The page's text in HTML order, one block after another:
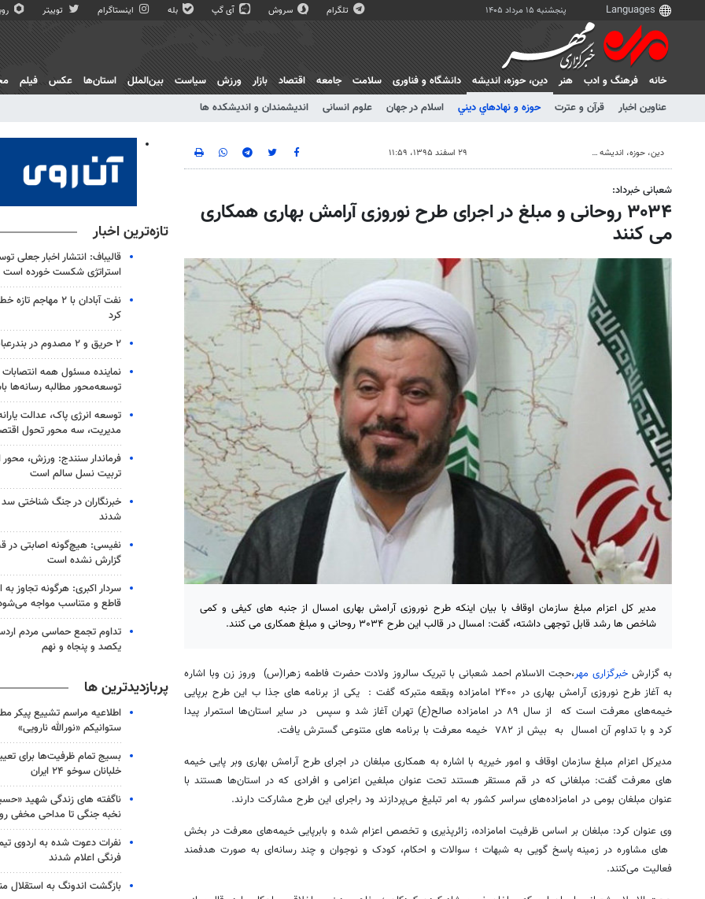
پنجشنبه ۱۵ مرداد ۱۴۰۵ تلگرام سروش آی گپ بله اینستاگرام توییتر
خانه فرهنگ و ادب هنر
دين، حوزه، انديشه
عناوین اخبار
قرآن و عترت حوزه و نهادهاي ديني اسلام در جهان علوم انسانی اندیشمندان و اندیشکده ها
دانشگاه و فناوری سلامت جامعه اقتصاد بازار ورزش سیاست بین‌الملل استان‌ها عکس فیلم
دين، حوزه، انديشه ۲۹ اسفند ۱۳۹۵، ۱۱:۵۹
شعبانی خبرداد:
۳۰۳۴ روحانی و مبلغ در اجرای طرح نوروزی آرامش بهاری همکاری
می کنند
مدیر کل اعزام مبلغ سازمان اوقاف با بیان اینکه طرح نوروزی آرامش بهاری امسال از جنبه های کیفی و کمی
شاخص ها رشد قابل توجهی داشته، گفت: امسال در قالب این طرح ۳۰۳۴ روحانی و مبلغ همکاری می کنند.
به گزارش خبرگزاری مهر،حجت الاسلام احمد شعبانی با تبریک سالروز ولادت حضرت فاطمه زهرا(س) وروز زن وبا اشاره
به آغاز طرح نوروزی آرامش بهاری در ۲۴۰۰ امامزاده وبقعه متبرکه گفت : یکی از برنامه های جذا ب این طرح برپایی
خیمه‌های معرفت است که از سال ۸۹ در امامزاده صالح(ع) تهران آغاز شد و سپس در سایر استان‌ها استمرار پیدا
کرد و با تداوم آن امسال به بیش از ۷۸۲ خیمه معرفت با برنامه های متنوعی گسترش یافت.
مدیرکل اعزام مبلغ سازمان اوقاف و امور خیریه با اشاره به همکاری مبلغان در اجرای طرح آرامش بهاری وبر پایی خیمه
های معرفت گفت: مبلغانی که در قم مستقر هستند تحت عنوان مبلغین اعزامی و افرادی که در استان‌ها هستند با
عنوان مبلغان بومی در امامزاده‌های سراسر کشور به امر تبلیغ می‌پردازند ود راجرای این طرح مشارکت دارند.
وی عنوان کرد: مبلغان بر اساس ظرفیت امامزاده، زائرپذیری و تخصص اعزام شده و بابرپایی خیمه‌های معرفت در بخش
های مشاوره در زمینه پاسخ گویی به شبهات ؛ سوالات و احکام، کودک و نوجوان و چند رسانه‌ای به صورت هدفمند
فعالیت می‌کنند.
تازه‌ترین اخبار
قالیباف: انتشار اخبار جعلی
استراتژی شکست خورده است
نفت آبادان با ۲
کرد
۲ حریق و ۲ مصدوم در بندرعباس
نماینده مسئول همه
توسعه‌محور مطالبه رسانه‌ها
توسعه انرژی پاک، عدالت
مدیریت، سه محور تحول
فرماندار سنندج: ورزش،
تربیت نسل سالم است
خبرنگاران در جنگ شناختی
شدند
نفیسی: هیچ‌گونه اصابتی در
گزارش نشده است
سردار اکبری: هرگونه تجاوز به
قاطع و متناسب مواجه
تداوم تجمع حماسی مردم
یکصد و پنجاه و نهم
پربازدیدترین ها
اطلاعیه مراسم تشییع پیکر
ستوانیکم «نورالله نارویی»
بسیج تمام ظرفیت‌ها برای
خلبانان سوخو ۲۴ ایران
ناگفته های زندگی شهید
نخبه جنگی تا مداحی مخفی
نفرات دعوت شده به اردوی
فرنگی اعلام شدند
بازگشت اندونگ به استقلال